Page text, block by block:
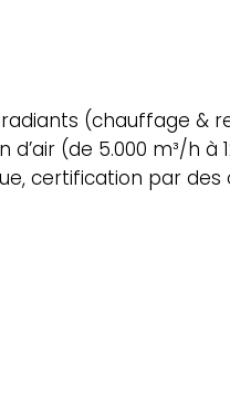
(chauffage &
(de 5.000 m³/h à
certification par des